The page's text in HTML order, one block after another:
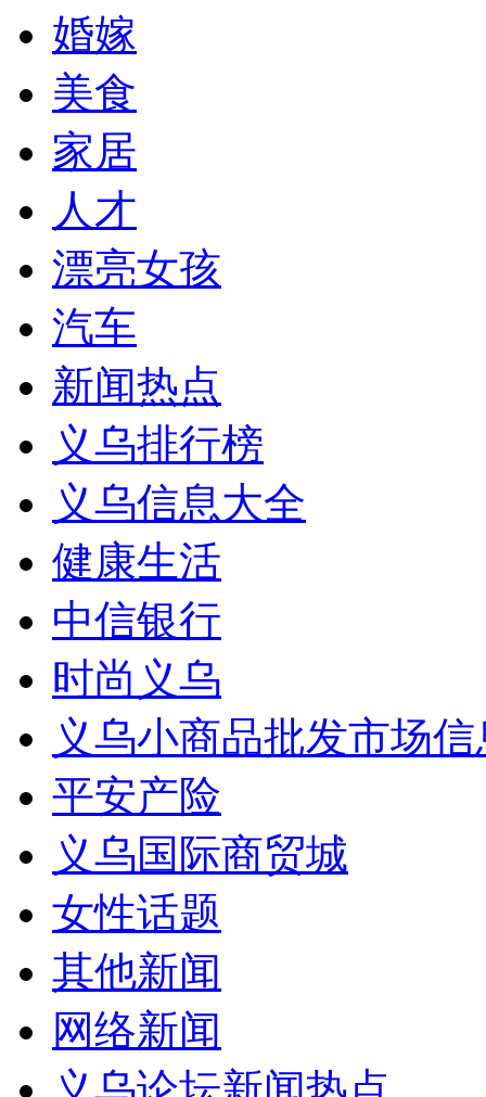
婚嫁
美食
家居
人才
漂亮女孩
汽车
新闻热点
义乌排行榜
义乌信息大全
健康生活
中信银行
时尚义乌
义乌小商品批发市场
平安产险
义乌国际商贸城
女性话题
其他新闻
网络新闻